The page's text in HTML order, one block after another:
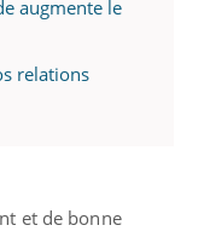
augmente le
relations
et de bonne